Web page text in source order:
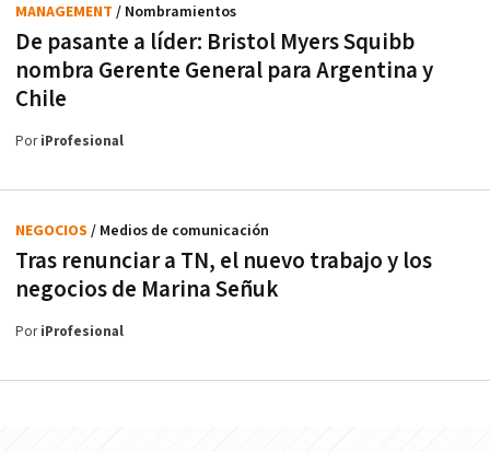
De pasante a líder: Bristol Myers Squibb
nombra Gerente General para Argentina y
Chile
MANAGEMENT / Nombramientos
PoriProfesional
Tras renunciar a TN, el nuevo trabajo y los
negocios de Marina Señuk
NEGOCIOS / Medios de comunicación
PoriProfesional